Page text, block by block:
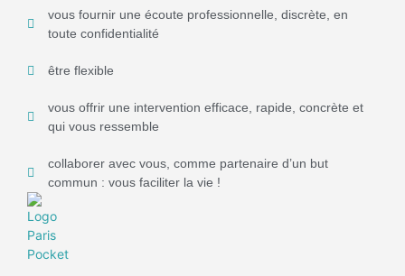
vous fournir une écoute professionnelle, discrète, en
toute confidentialité
être flexible
vous offrir une intervention efficace, rapide, concrète et
qui vous ressemble
collaborer avec vous, comme partenaire d’un but
commun : vous faciliter la vie !